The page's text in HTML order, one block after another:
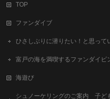
TOP
ファンダイブ
ひさしぶりに潜りたい！と思って
富戸の海を満喫するファンダイビ
海遊び
シュノーケリングのご案内 子ど